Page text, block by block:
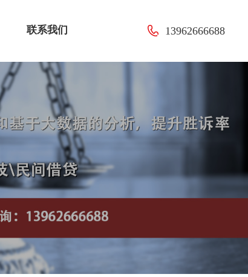
13962666688
联系我们